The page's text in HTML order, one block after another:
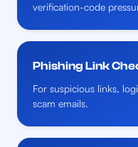
verification-code
Phishing Link
For suspicious links,
scam emails.